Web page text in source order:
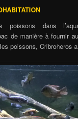
dans
de manière à fournir
poissons, Cribroheros